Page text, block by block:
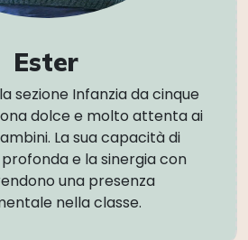
Ester
sezione Infanzia da cinque
dolce e molto attenta ai
La sua capacità di
e la sinergia con
una presenza
nella classe.